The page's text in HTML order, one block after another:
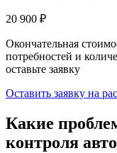
20 900 ₽
Окончательная
потребностей и
оставьте заявку
Оставить заявку на
Какие
контроля